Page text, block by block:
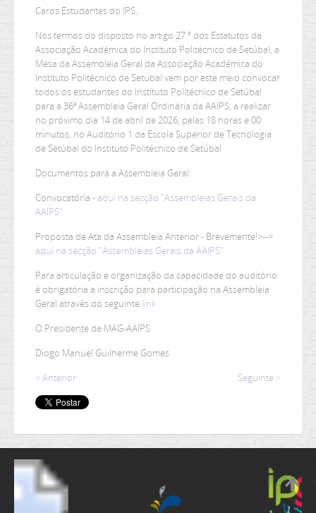
Caros Estudantes do IPS,
Nos termos do disposto no artigo 27.º dos Estatutos da
Associação Académica do Instituto Politécnico de Setúbal, a
Mesa da Assembleia Geral da Associação Académica do
Instituto Politécnico de Setúbal vem por este meio convocar
todos os estudantes do Instituto Politécnico de Setúbal
para a 36ª Assembleia Geral Ordinária da AAIPS, a realizar
no próximo dia 14 de abril de 2026, pelas 18 horas e 00
minutos, no Auditório 1 da Escola Superior de Tecnologia
de Setúbal do Instituto Politécnico de Setúbal
Documentos para a Assembleia Geral:
Convocatória -aqui na secção "Assembleias Gerais da
AAIPS"
Proposta de Ata da Assembleia Anterior - Brevemente!>-->
aqui na secção "Assembleias Gerais da AAIPS"
Para articulação e organização da capacidade do auditório
é obrigatória a inscrição para participação na Assembleia
Geral através do seguinte link
O Presidente da MAG-AAIPS
Diogo Manuel Guilherme Gomes
< Anterior
Seguinte >